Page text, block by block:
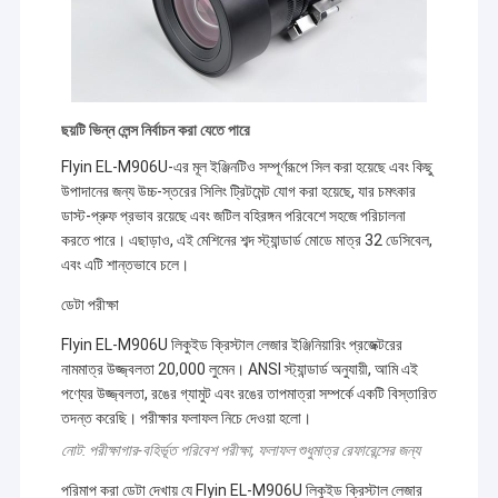
যোগাযোগ করুন
খবর
মামলা
বড় ভেন্যু প্রজেক্টর
ডিএলপি লেজার প্রজেক্টর
3D ম্যাপিং প্রজেক্টর
চার্চ ভিডিও প্রজেক্টর
ছয়টি ভিন্ন লেন্স নির্বাচন করা যেতে পারে
Flyin EL-M906U-এর মূল ইঞ্জিনটিও সম্পূর্ণরূপে সিল করা হয়েছে এবং কিছু
উপাদানের জন্য উচ্চ-স্তরের সিলিং ট্রিটমেন্ট যোগ করা হয়েছে, যার চমৎকার
ডাস্ট-প্রুফ প্রভাব রয়েছে এবং জটিল বহিরঙ্গন পরিবেশে সহজে পরিচালনা
করতে পারে। এছাড়াও, এই মেশিনের শব্দ স্ট্যান্ডার্ড মোডে মাত্র 32 ডেসিবেল,
এবং এটি শান্তভাবে চলে।
ডেটা পরীক্ষা
Flyin EL-M906U লিকুইড ক্রিস্টাল লেজার ইঞ্জিনিয়ারিং প্রজেক্টরের
নামমাত্র উজ্জ্বলতা 20,000 লুমেন। ANSI স্ট্যান্ডার্ড অনুযায়ী, আমি এই
পণ্যের উজ্জ্বলতা, রঙের গ্যামুট এবং রঙের তাপমাত্রা সম্পর্কে একটি বিস্তারিত
তদন্ত করেছি। পরীক্ষার ফলাফল নিচে দেওয়া হলো।
নোট: পরীক্ষাগার-বহির্ভূত পরিবেশ পরীক্ষা, ফলাফল শুধুমাত্র রেফারেন্সের জন্য
পরিমাপ করা ডেটা দেখায় যে Flyin EL-M906U লিকুইড ক্রিস্টাল লেজার
গ্রাহকদের চাহিদার উপর ভিত্তি করে, আমাদের কোম্পানি মূল প্রযুক্তির উদ্ভাবন
এবং বিকাশের উপর দৃষ্টি নিবদ্ধ করে, যাতে ইতিমধ্যেই স্বাধীনভাবে লেজার লাইট
সোর্স সিরিজ প্রজেক্টর সহ 3LCD ডিসপ্লে প্রযুক্তি এবং LED লাইট সোর্স সিরিজ
প্রজেক্টর সহ DLP ডিসপ্লে প্রযুক্তি তৈরি করা হয়েছে।